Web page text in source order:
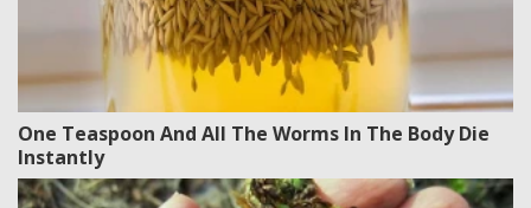
One Teaspoon And All The Worms In The Body Die
Instantly